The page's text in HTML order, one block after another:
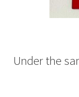
Under the